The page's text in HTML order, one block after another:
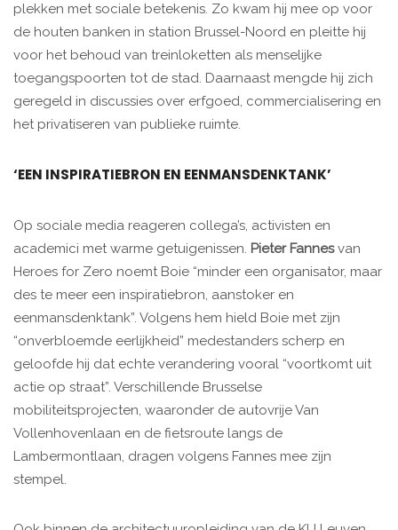
plekken met sociale betekenis. Zo kwam hij mee op voor
de houten banken in station Brussel-Noord en pleitte hij
voor het behoud van treinloketten als menselijke
toegangspoorten tot de stad. Daarnaast mengde hij zich
geregeld in discussies over erfgoed, commercialisering en
het privatiseren van publieke ruimte.
‘EEN INSPIRATIEBRON EN EENMANSDENKTANK’
Op sociale media reageren collega’s, activisten en
academici met warme getuigenissen. Pieter Fannesvan
Heroes for Zero noemt Boie “minder een organisator, maar
des te meer een inspiratiebron, aanstoker en
eenmansdenktank”. Volgens hem hield Boie met zijn
“onverbloemde eerlijkheid” medestanders scherp en
geloofde hij dat echte verandering vooral “voortkomt uit
actie op straat”. Verschillende Brusselse
mobiliteitsprojecten, waaronder de autovrije Van
Vollenhovenlaan en de fietsroute langs de
Lambermontlaan, dragen volgens Fannes mee zijn
stempel.